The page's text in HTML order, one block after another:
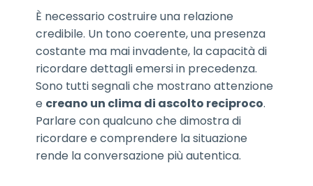
È necessario costruire una relazione
credibile. Un tono coerente, una presenza
costante ma mai invadente, la capacità di
ricordare dettagli emersi in precedenza.
Sono tutti segnali che mostrano attenzione
e creano un clima di ascolto reciproco.
Parlare con qualcuno che dimostra di
ricordare e comprendere la situazione
rende la conversazione più autentica.